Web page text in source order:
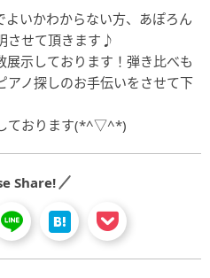
よいかわからない方、あぽろん
させて頂きます♪
示しております！弾き比べも
アノ探しのお手伝いをさせて下
ております(*^▽^*)
Share!